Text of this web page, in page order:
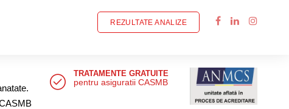
REZULTATE ANALIZE
TRATAMENTE GRATUITE
pentru asiguratii CASMB